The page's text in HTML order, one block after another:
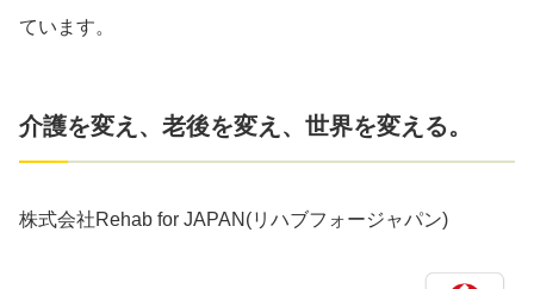
ています。
介護を変え、老後を変え、世界を変える。
株式会社Rehab for JAPAN(リハブフォージャパン)